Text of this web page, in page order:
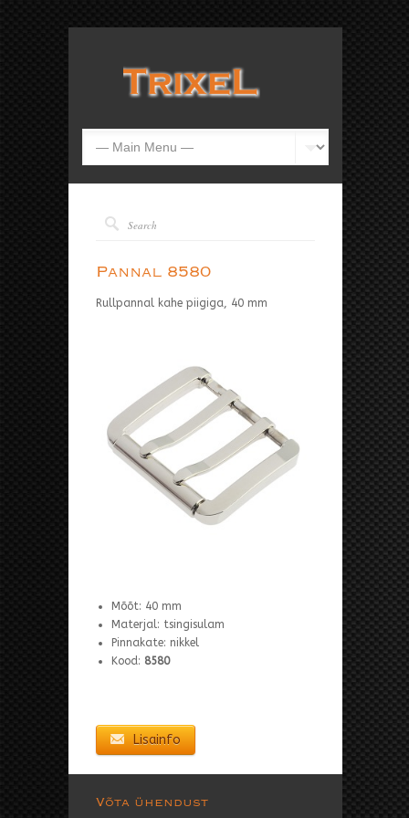
Pannal 8580
Rullpannal kahe piigiga, 40 mm
Mõõt: 40 mm
Materjal: tsingisulam
Pinnakate: nikkel
Kood: 8580
Lisainfo
Võta ühendust